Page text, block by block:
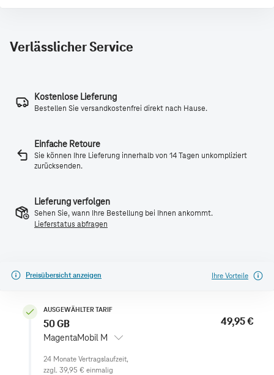
Verlässlicher Service
Kostenlose Lieferung
Bestellen Sie versandkostenfrei direkt nach Hause.
Einfache Retoure
Sie können Ihre Lieferung innerhalb von 14 Tagen unkompliziert
zurücksenden.
Lieferung verfolgen
Sehen Sie, wann Ihre Bestellung bei Ihnen ankommt.
Lieferstatus abfragen
Preisübersicht anzeigen Ihre Vorteile
AUSGEWÄHLTER TARIF
50 GB
MagentaMobil M
49,95 €
zzgl. 39,95 € einmalig